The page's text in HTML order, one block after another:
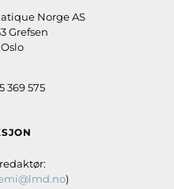
Norge AS
Grefsen
369 575
)